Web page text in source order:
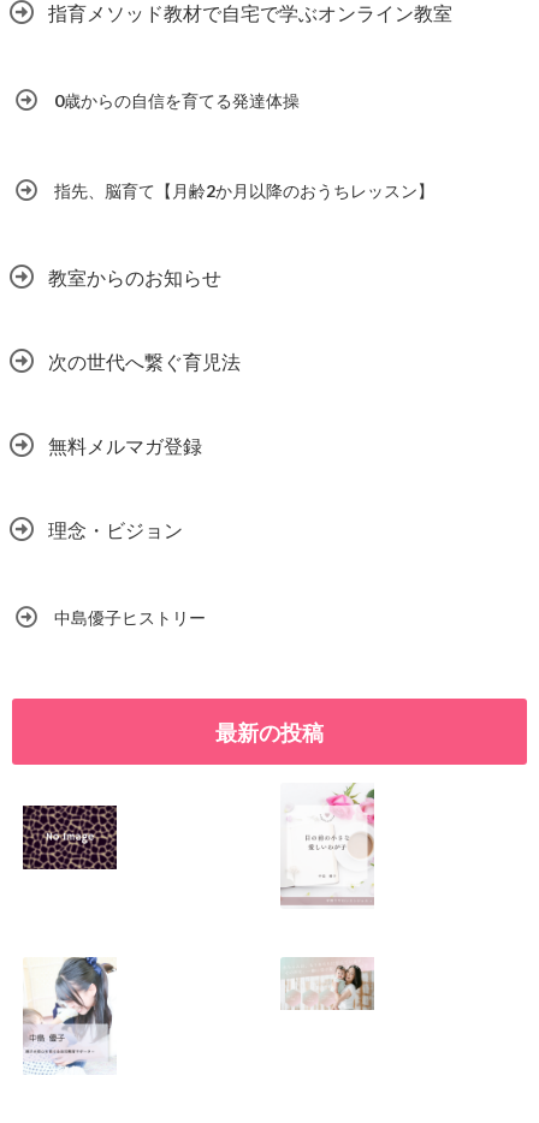
指育メソッド教材で自宅で学ぶオンライン教室
0歳からの自信を育てる発達体操
指先、脳育て【月齢2か月以降のおうちレッスン】
教室からのお知らせ
次の世代へ繋ぐ育児法
無料メルマガ登録
理念・ビジョン
中島優子ヒストリー
最新の投稿
2026.01.11 2026.01.08